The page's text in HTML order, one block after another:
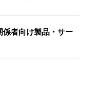
係者向け製品・サー